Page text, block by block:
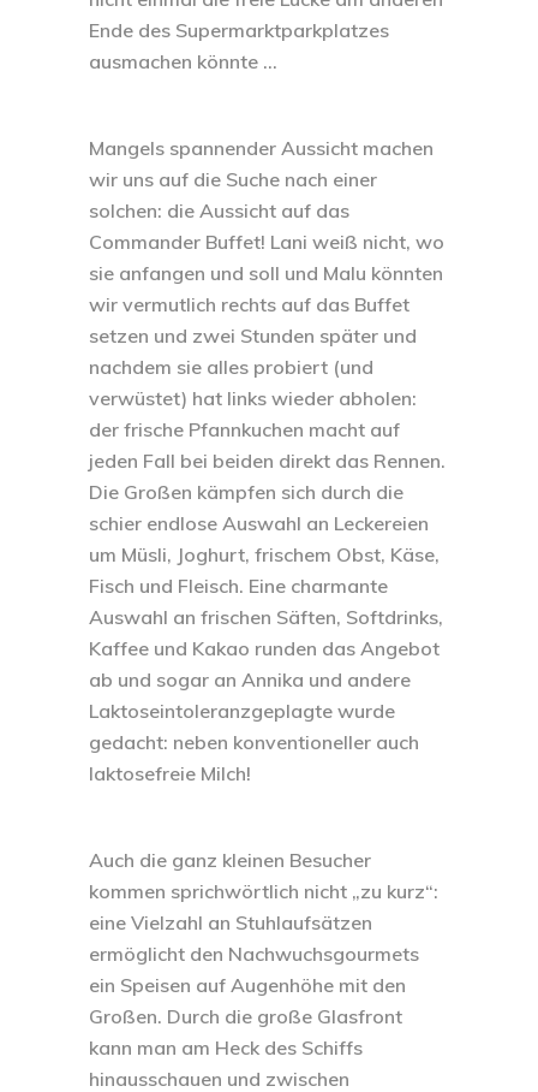
Ende des Supermarktparkplatzes
ausmachen könnte …
Mangels spannender Aussicht machen
wir uns auf die Suche nach einer
solchen: die Aussicht auf das
Commander Buffet! Lani weiß nicht, wo
sie anfangen und soll und Malu könnten
wir vermutlich rechts auf das Buffet
setzen und zwei Stunden später und
nachdem sie alles probiert (und
verwüstet) hat links wieder abholen:
der frische Pfannkuchen macht auf
jeden Fall bei beiden direkt das Rennen.
Die Großen kämpfen sich durch die
schier endlose Auswahl an Leckereien
um Müsli, Joghurt, frischem Obst, Käse,
Fisch und Fleisch. Eine charmante
Auswahl an frischen Säften, Softdrinks,
Kaffee und Kakao runden das Angebot
ab und sogar an Annika und andere
Laktoseintoleranzgeplagte wurde
gedacht: neben konventioneller auch
laktosefreie Milch!
Auch die ganz kleinen Besucher
kommen sprichwörtlich nicht „zu kurz“:
eine Vielzahl an Stuhlaufsätzen
ermöglicht den Nachwuchsgourmets
ein Speisen auf Augenhöhe mit den
Großen. Durch die große Glasfront
kann man am Heck des Schiffs
hinausschauen und zwischen